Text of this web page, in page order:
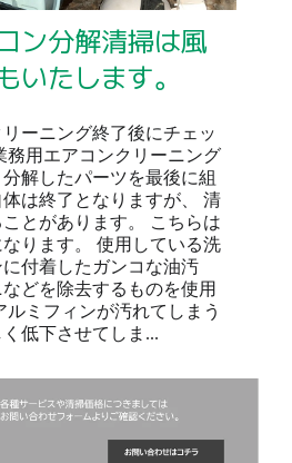
ン分解清掃は風
いたします。
ーニング終了後にチェッ
務用エアコンクリーニング
解したパーツを最後に組
は終了となりますが、 清
とがあります。 こちらは
ります。 使用している洗
付着したガンコな油汚
どを除去するものを使用
ルミフィンが汚れてしまう
低下させてしま...